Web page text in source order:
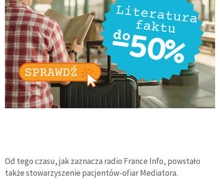
Od tego czasu, jak zaznacza radio France Info, powstało
także stowarzyszenie pacjentów-ofiar Mediatora.